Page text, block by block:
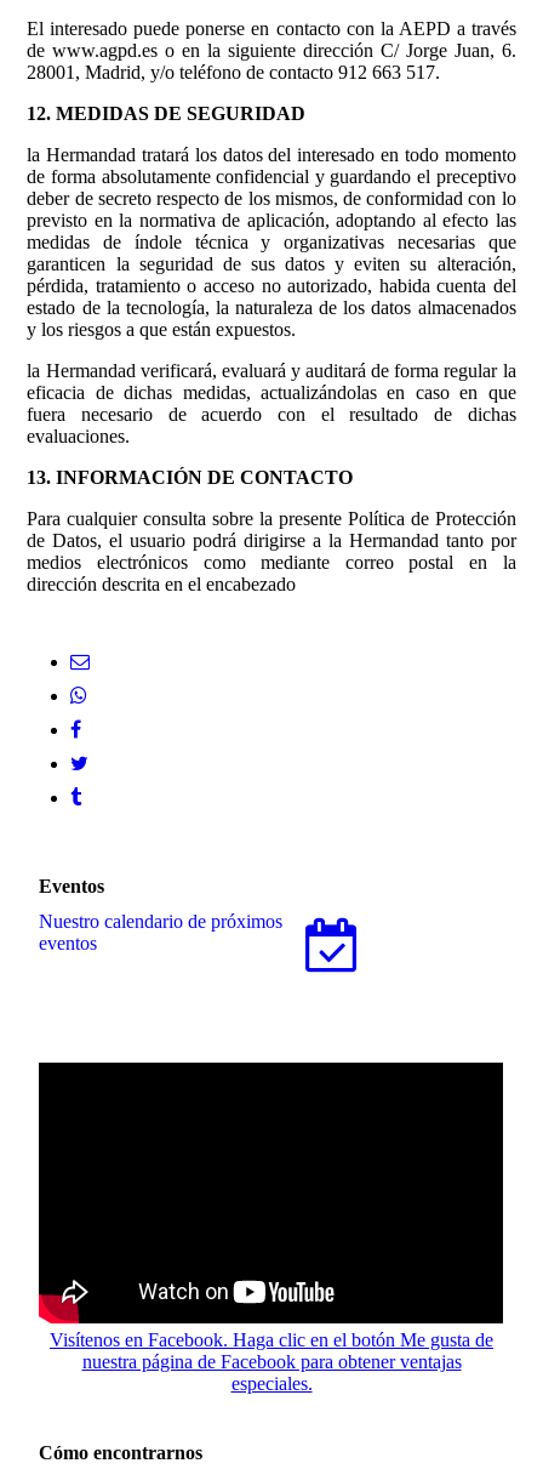
El interesado puede ponerse en contacto con la AEPD a través
de www.agpd.es o en la siguiente dirección C/ Jorge Juan, 6.
28001, Madrid, y/o teléfono de contacto 912 663 517.
12. MEDIDAS DE SEGURIDAD
la Hermandad tratará los datos del interesado en todo momento
de forma absolutamente confidencial y guardando el preceptivo
deber de secreto respecto de los mismos, de conformidad con lo
previsto en la normativa de aplicación, adoptando al efecto las
medidas de índole técnica y organizativas necesarias que
garanticen la seguridad de sus datos y eviten su alteración,
pérdida, tratamiento o acceso no autorizado, habida cuenta del
estado de la tecnología, la naturaleza de los datos almacenados
y los riesgos a que están expuestos.
la Hermandad verificará, evaluará y auditará de forma regular la
eficacia de dichas medidas, actualizándolas en caso en que
fuera necesario de acuerdo con el resultado de dichas
evaluaciones.
13. INFORMACIÓN DE CONTACTO
Para cualquier consulta sobre la presente Política de Protección
de Datos, el usuario podrá dirigirse a la Hermandad tanto por
medios electrónicos como mediante correo postal en la
dirección descrita en el encabezado
Eventos
Nuestro calendario de próximos
eventos
Visítenos en Facebook. Haga clic en el botón Me gusta de
nuestra página de Facebook para obtener ventajas
especiales.
Cómo encontrarnos